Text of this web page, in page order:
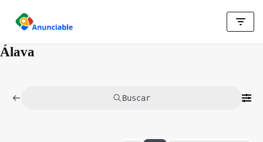
Saltar
al
contenido
Álava
Buscar